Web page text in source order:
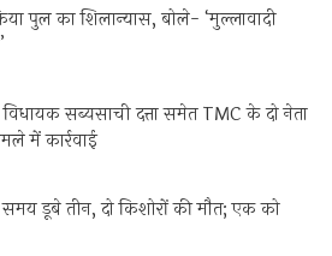
पुल का शिलान्यास, बोले- ‘मुल्लावादी
सब्यसाची दत्ता समेत TMC के दो नेता
में कार्रवाई
डूबे तीन, दो किशोरों की मौत; एक को